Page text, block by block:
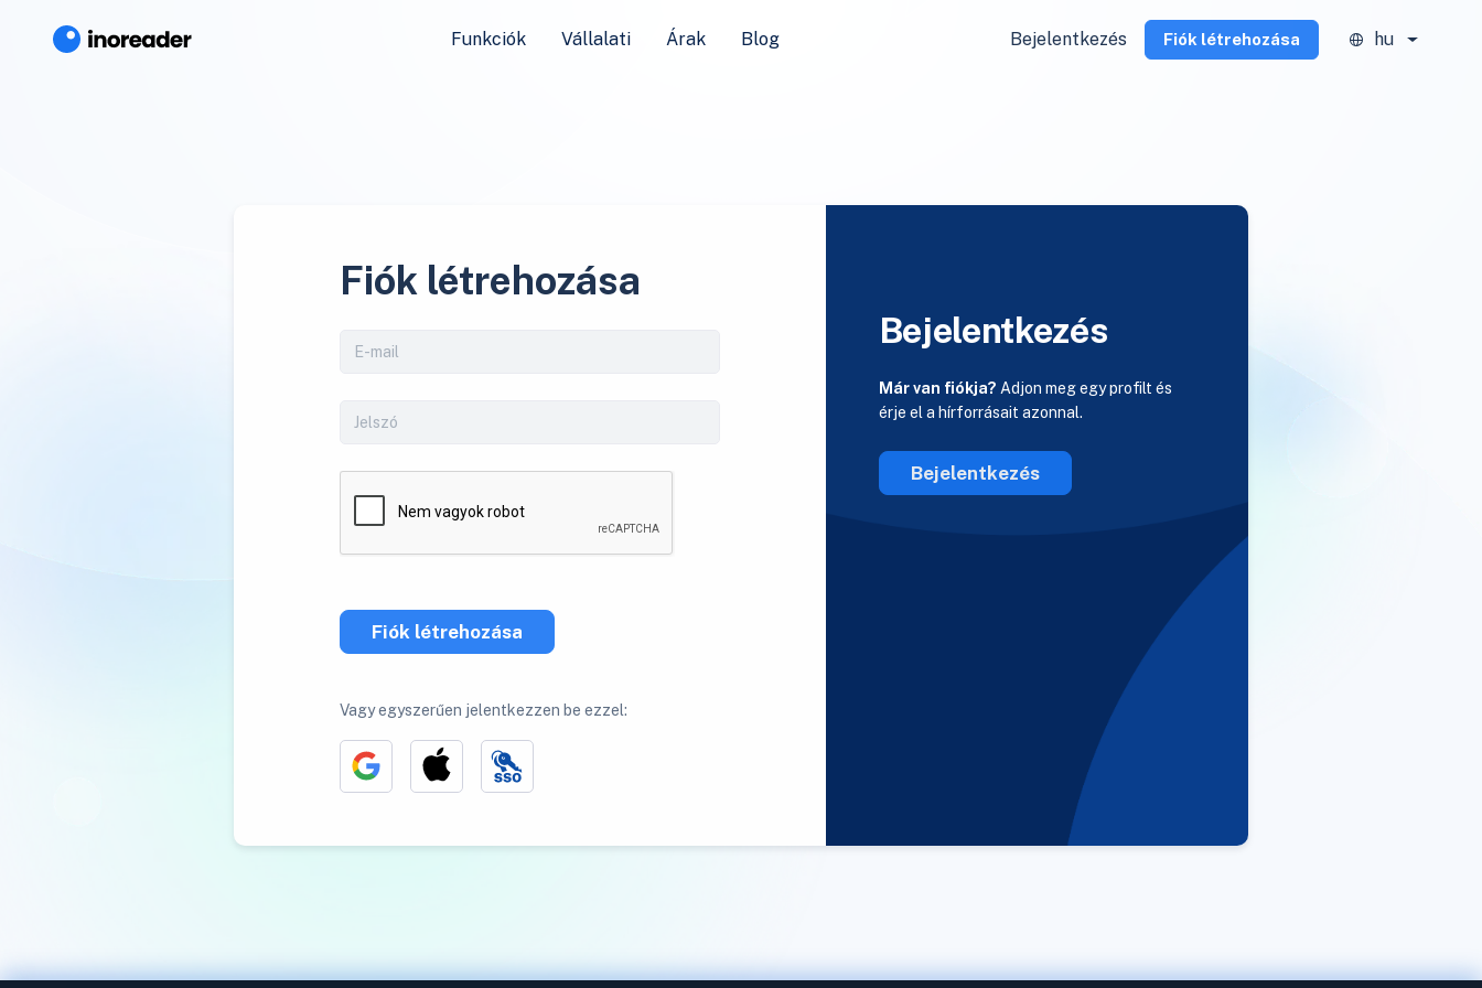
Funkciók Vállalati Árak Blog Bejelentkezés Fiók létrehozása hu
Fiók létrehozása
Fiók létrehozása
Vagy egyszerűen jelentkezzen be ezzel:
Bejelentkezés
Már van fiókja? Adjon meg egy profilt és
érje el a hírforrásait azonnal.
Bejelentkezés